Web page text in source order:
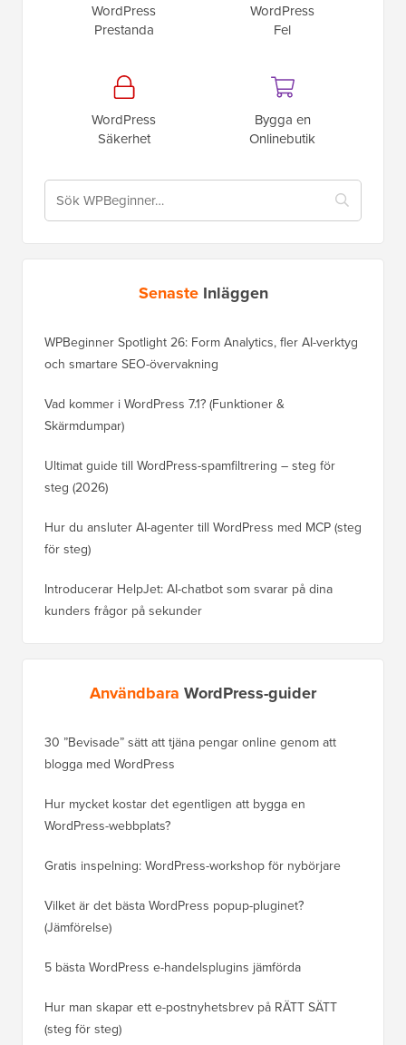
WordPress
Prestanda
WordPress
Fel
WordPress
Säkerhet
Bygga en
Onlinebutik
Senaste Inläggen
WPBeginner Spotlight 26: Form Analytics, fler AI-verktyg
och smartare SEO-övervakning
Vad kommer i WordPress 7.1? (Funktioner &
Skärmdumpar)
Ultimat guide till WordPress-spamfiltrering – steg för
steg (2026)
Hur du ansluter AI-agenter till WordPress med MCP (steg
för steg)
Introducerar HelpJet: AI-chatbot som svarar på dina
kunders frågor på sekunder
Användbara WordPress-guider
30 ”Bevisade” sätt att tjäna pengar online genom att
blogga med WordPress
Hur mycket kostar det egentligen att bygga en
WordPress-webbplats?
Gratis inspelning: WordPress-workshop för nybörjare
Vilket är det bästa WordPress popup-pluginet?
(Jämförelse)
5 bästa WordPress e-handelsplugins jämförda
Hur man skapar ett e-postnyhetsbrev på RÄTT SÄTT
(steg för steg)